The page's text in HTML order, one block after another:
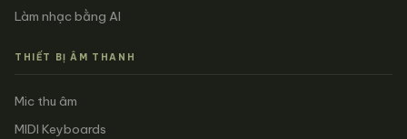
Làm nhạc bằng AI
THIẾT BỊ ÂM THANH
Mic thu âm
MIDI Keyboards